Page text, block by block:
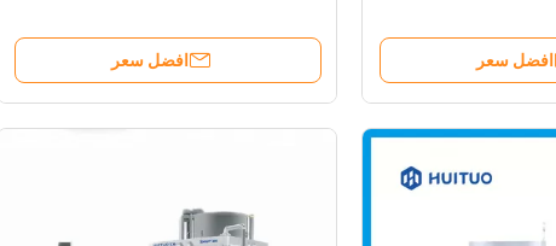
افضل سعر افضل سعر